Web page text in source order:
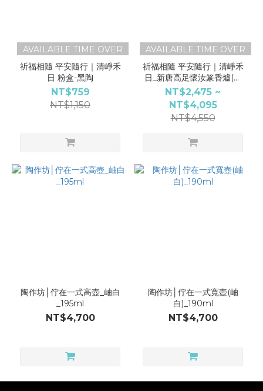
AVAILABLE TIME OVER
祈福相隨 平安隨行｜清崢禾
日 粉盒-黑陶
NT$759
NT$1,150
AVAILABLE TIME OVER
祈福相隨 平安隨行｜清崢禾
日_新唐高足懷汝篆香爐(彩
盒裝)
NT$2,475 ~
NT$4,095
NT$4,550
陶作坊│佇在一式高壺_岫白
_195ml
NT$4,700
陶作坊│佇在一式寬壺(岫
白)_190ml
NT$4,700